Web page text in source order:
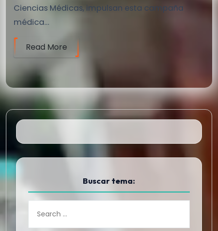
Ciencias Médicas, impulsan esta campaña
médica…
Read More
Buscar tema: